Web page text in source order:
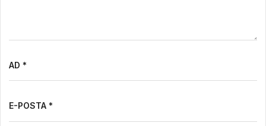
AD *
E-POSTA *